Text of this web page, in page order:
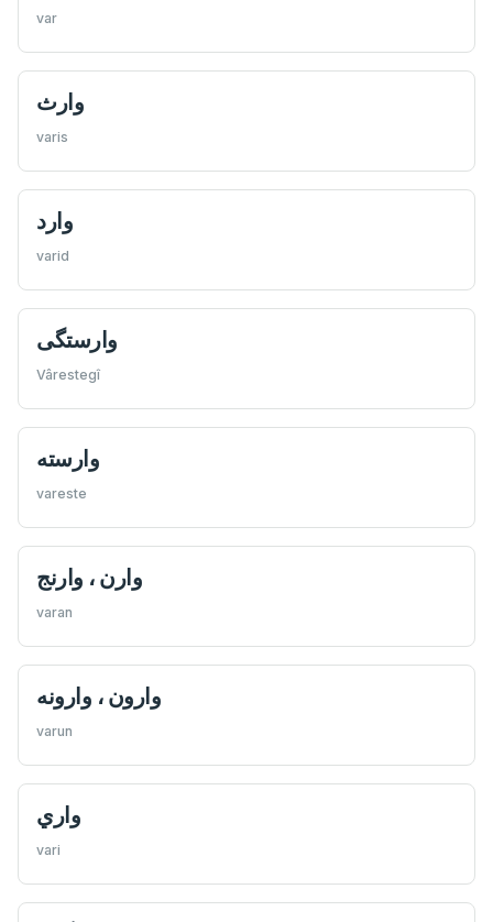
var
وارث
varis
وارد
varid
وارستگی
Vârestegî
وارسته
vareste
وارن ، وارنج
varan
وارون ، وارونه
varun
واري
vari